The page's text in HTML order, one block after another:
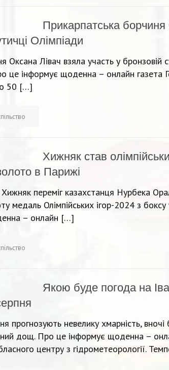
Прикарпатська борчиня
Олімпіади
Оксана Лівач взяла участь у бронзовій
це інформує щоденна – онлайн газета
50 […]
Хижняк став
в Парижі
переміг казахстанця Нурбека
медаль Олімпійських ігор-2024 з боксу у
– онлайн […]
Якою буде погода на
прогнозують невелику хмарність,
дощ. Про це інформує щоденна –
центру з гідрометеорології.